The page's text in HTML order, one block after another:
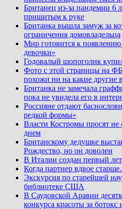
Британец из-за пандемии 6
пришитым к руке
Британка вышла замуж за
ограничения домовладельца
Мир готовится к
девочки»
Годовалый шопоголик
Фото с этой страницы на
похожи ни на какие другие
Британка не замечала
пока не увидела его в
Россияне отдают
редкой формы»
Власти Костромы просят не
днем
Британскому дедушке
Рождество, но он доволен
В Италии создан первый
Когда партнер вдвое
Экскурсия по старейшей
библиотеке США
В Саудовской Аравии
конкурса красоты за ботокс